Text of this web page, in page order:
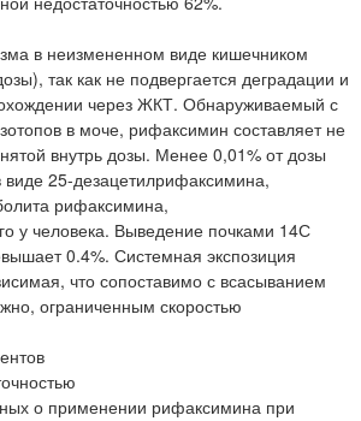
в неизмененном виде кишечником
так как не подвергается деградации и
через ЖКТ. Обнаруживаемый с
в моче, рифаксимин составляет не
внутрь дозы. Менее 0,01% от дозы
виде 25-дезацетилрифаксимина,
рифаксимина,
у человека. Выведение почками 14С
0.4%. Системная экспозиция
что сопоставимо с всасыванием
ограниченным скоростью
о применении рифаксимина при